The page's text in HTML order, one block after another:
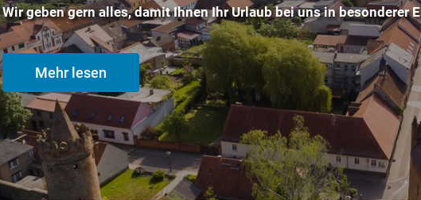
Mit Freude, Herz und Durchblick